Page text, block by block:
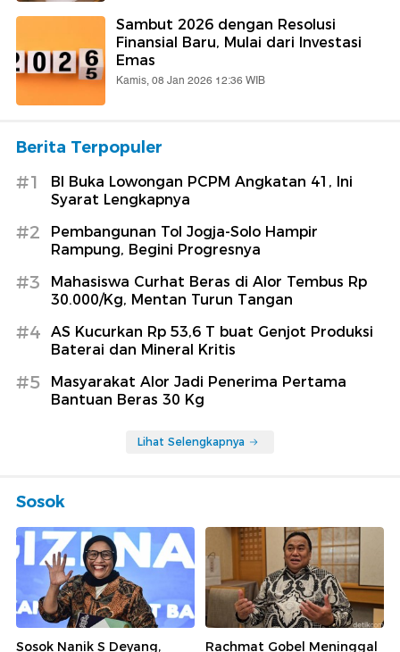
Sambut 2026 dengan Resolusi
Finansial Baru, Mulai dari Investasi
Emas
Kamis, 08 Jan 2026 12:36 WIB
Berita Terpopuler
#1
BI Buka Lowongan PCPM Angkatan 41, Ini
Syarat Lengkapnya
#2
Pembangunan Tol Jogja-Solo Hampir
Rampung, Begini Progresnya
#3
Mahasiswa Curhat Beras di Alor Tembus Rp
30.000/Kg, Mentan Turun Tangan
#4
AS Kucurkan Rp 53,6 T buat Genjot Produksi
Baterai dan Mineral Kritis
#5
Masyarakat Alor Jadi Penerima Pertama
Bantuan Beras 30 Kg
Lihat Selengkapnya
Sosok
Sosok Nanik S Deyang, Rachmat Gobel Meninggal